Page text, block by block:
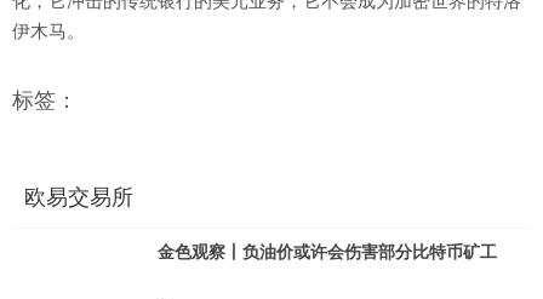
伊木马。
标签：
欧易交易所
金色观察丨负油价或许会伤害部分比特币矿工